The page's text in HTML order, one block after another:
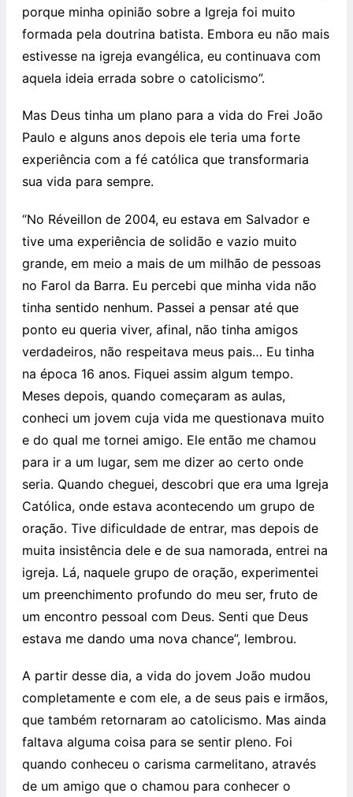
porque minha opinião sobre a Igreja foi muito
formada pela doutrina batista. Embora eu não mais
estivesse na igreja evangélica, eu continuava com
aquela ideia errada sobre o catolicismo”.
Mas Deus tinha um plano para a vida do Frei João
Paulo e alguns anos depois ele teria uma forte
experiência com a fé católica que transformaria
sua vida para sempre.
“No Réveillon de 2004, eu estava em Salvador e
tive uma experiência de solidão e vazio muito
grande, em meio a mais de um milhão de pessoas
no Farol da Barra. Eu percebi que minha vida não
tinha sentido nenhum. Passei a pensar até que
ponto eu queria viver, afinal, não tinha amigos
verdadeiros, não respeitava meus pais… Eu tinha
na época 16 anos. Fiquei assim algum tempo.
Meses depois, quando começaram as aulas,
conheci um jovem cuja vida me questionava muito
e do qual me tornei amigo. Ele então me chamou
para ir a um lugar, sem me dizer ao certo onde
seria. Quando cheguei, descobri que era uma Igreja
Católica, onde estava acontecendo um grupo de
oração. Tive dificuldade de entrar, mas depois de
muita insistência dele e de sua namorada, entrei na
igreja. Lá, naquele grupo de oração, experimentei
um preenchimento profundo do meu ser, fruto de
um encontro pessoal com Deus. Senti que Deus
estava me dando uma nova chance”, lembrou.
A partir desse dia, a vida do jovem João mudou
completamente e com ele, a de seus pais e irmãos,
que também retornaram ao catolicismo. Mas ainda
faltava alguma coisa para se sentir pleno. Foi
quando conheceu o carisma carmelitano, através
de um amigo que o chamou para conhecer o